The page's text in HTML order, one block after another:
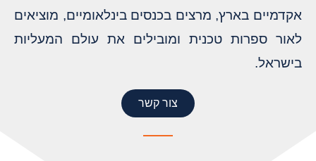
אקדמיים בארץ, מרצים בכנסים בינלאומיים, מוציאים
לאור ספרות טכנית ומובילים את עולם המעליות
בישראל.
צור קשר